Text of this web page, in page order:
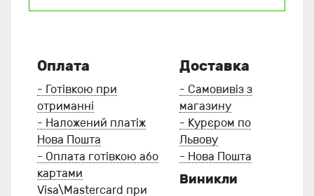
Оплата
- Готівкою при
отриманні
- Наложений платіж
Нова Пошта
- Оплата готівкою або
картами
Visa\Mastercard при
Доставка
- Самовивіз з
магазину
- Курєром по
Львову
- Нова Пошта
Виникли